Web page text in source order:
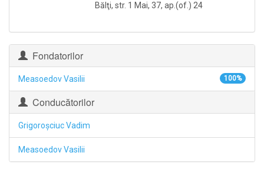
Bălţi, str. 1 Mai, 37, ap.(of.) 24
Fondatorilor
Measoedov Vasilii 100%
Conducătorilor
Grigoroşciuc Vadim
Measoedov Vasilii